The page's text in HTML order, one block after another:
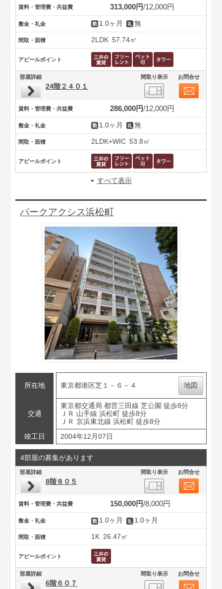
賃料・管理費・共益費 313,000円 12,000円
敷金・礼金 1.0ヶ月 無
間取・面積 2LDK 57.74㎡
アピールポイント
部屋詳細 間取り表示 お問合せ
24階２４０１
賃料・管理費・共益費 286,000円 12,000円
敷金・礼金 1.0ヶ月 無
間取・面積 2LDK+WIC 53.8㎡
アピールポイント
すべて表示
パークアクシス浜松町
所在地 東京都港区芝１－６－４ 地図
交通
東京都交通局 都営三田線 芝公園 徒歩8分
ＪＲ 山手線 浜松町 徒歩8分
ＪＲ 京浜東北線 浜松町 徒歩8分
竣工日
2004年12月07日
4部屋の募集があります
部屋詳細 間取り表示 お問合せ
8階８０５
賃料・管理費・共益費 150,000円 8,000円
敷金・礼金 1.0ヶ月 1.0ヶ月
間取・面積 1K 26.47㎡
アピールポイント
部屋詳細 間取り表示 お問合せ
6階６０７